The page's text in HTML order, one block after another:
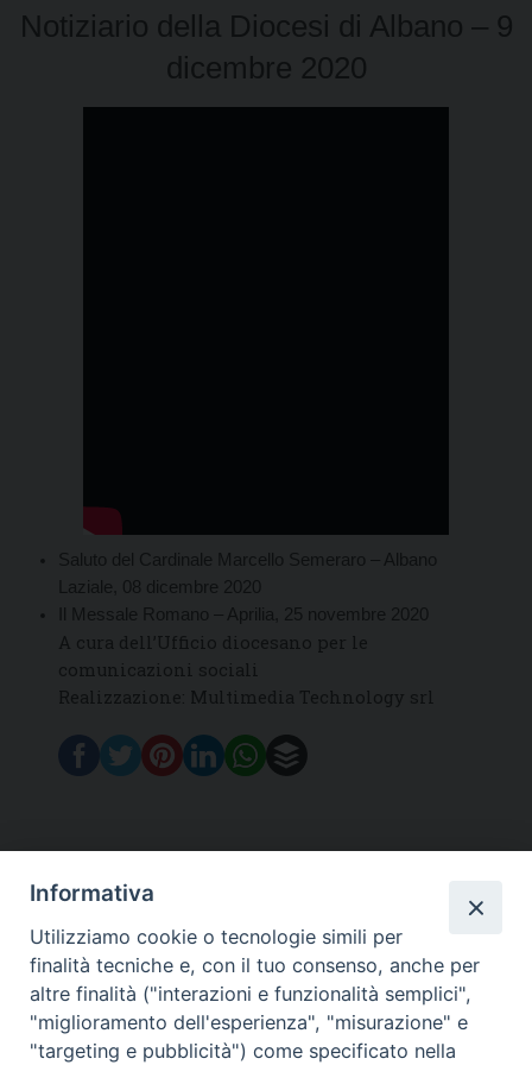
Notiziario della Diocesi di Albano – 9
dicembre 2020
Saluto del Cardinale Marcello Semeraro – Albano
Laziale, 08 dicembre 2020
Il Messale Romano – Aprilia, 25 novembre 2020
A cura dell’Ufficio diocesano per le
comunicazioni sociali
Realizzazione: Multimedia Technology srl
DIOCESI SUBURBICARIA DI ALBANO
Contatti:Tel.: 06.93268401 - Fax.: 06.9323844
E-mail:curia@diocesidialbano.it
Orari: dal Lunedì al Venerdì Ore: 9:00 - 13:00
Informativa
Utilizziamo cookie o tecnologie simili per
finalità tecniche e, con il tuo consenso, anche per
altre finalità ("interazioni e funzionalità semplici",
"miglioramento dell'esperienza", "misurazione" e
"targeting e pubblicità") come specificato nella